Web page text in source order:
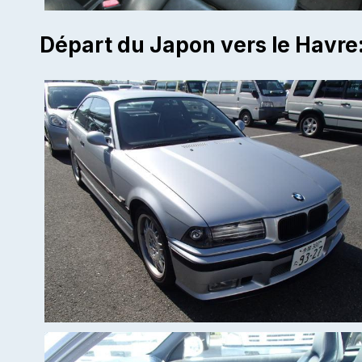
Départ du Japon vers le